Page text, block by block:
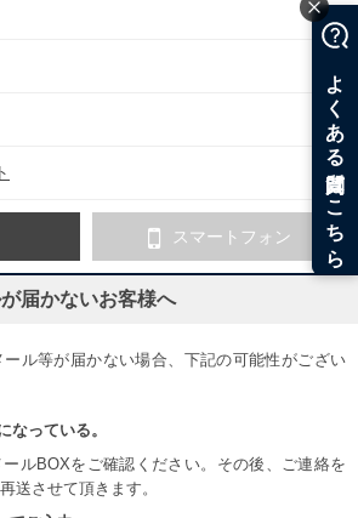
スマートフォン
届かないお客様へ
ル等が届かない場合、下記の可能性がござい
なっている。
ルBOXをご確認ください。その後、ご連絡を
送させて頂きます。